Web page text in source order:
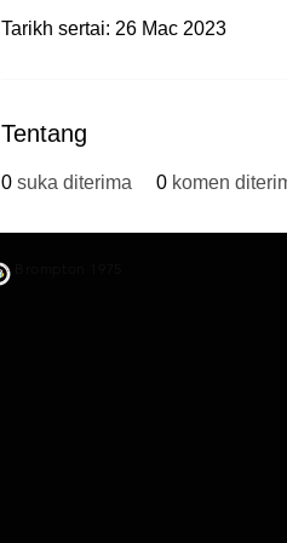
Tarikh sertai: 26 Mac 2023
Tentang
0 suka diterima 0 komen